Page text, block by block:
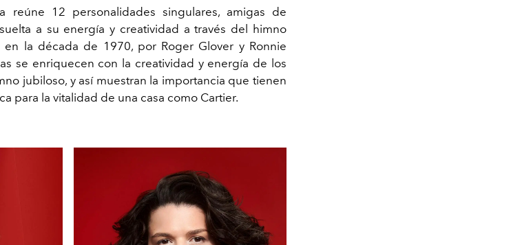
reúne 12 personalidades singulares, amigas de
a su energía y creatividad a través del himno
en la década de 1970, por Roger Glover y Ronnie
se enriquecen con la creatividad y energía de los
jubiloso, y así muestran la importancia que tienen
para la vitalidad de una casa como Cartier.